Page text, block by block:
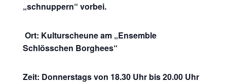
„schnuppern“ vorbei.
Ort: Kulturscheune am „Ensemble
Schlösschen Borghees“
Zeit: Donnerstags von 18.30 Uhr bis 20.00 Uhr